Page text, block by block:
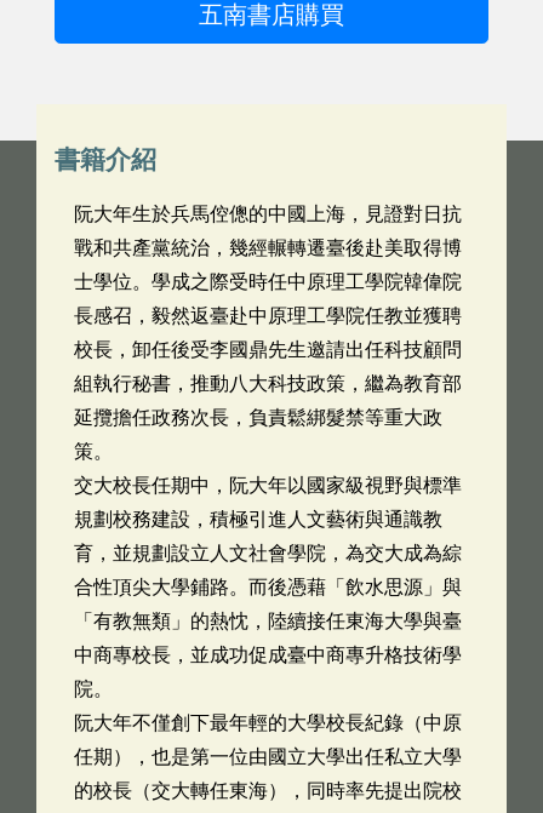
五南書店購買
書籍介紹
阮大年生於兵馬倥傯的中國上海，見證對日抗
戰和共產黨統治，幾經輾轉遷臺後赴美取得博
士學位。學成之際受時任中原理工學院韓偉院
長感召，毅然返臺赴中原理工學院任教並獲聘
校長，卸任後受李國鼎先生邀請出任科技顧問
組執行秘書，推動八大科技政策，繼為教育部
延攬擔任政務次長，負責鬆綁髮禁等重大政
策。
交大校長任期中，阮大年以國家級視野與標準
規劃校務建設，積極引進人文藝術與通識教
育，並規劃設立人文社會學院，為交大成為綜
合性頂尖大學鋪路。而後憑藉「飲水思源」與
「有教無類」的熱忱，陸續接任東海大學與臺
中商專校長，並成功促成臺中商專升格技術學
院。
阮大年不僅創下最年輕的大學校長紀錄（中原
任期），也是第一位由國立大學出任私立大學
的校長（交大轉任東海），同時率先提出院校